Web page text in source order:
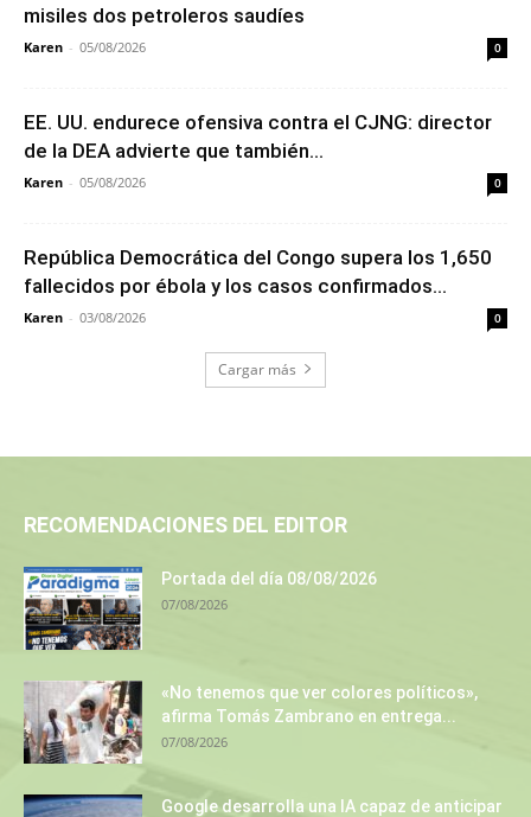
misiles dos petroleros saudíes
Karen - 05/08/2026 0
EE. UU. endurece ofensiva contra el CJNG: director
de la DEA advierte que también...
Karen - 05/08/2026 0
República Democrática del Congo supera los 1,650
fallecidos por ébola y los casos confirmados...
Karen - 03/08/2026 0
Cargar más
RECOMENDACIONES DEL EDITOR
Portada del día 08/08/2026
07/08/2026
«No tenemos que ver colores políticos»,
afirma Tomás Zambrano en entrega...
07/08/2026
Google desarrolla una IA capaz de anticipar